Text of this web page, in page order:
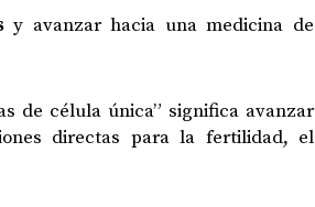
y avanzar hacia una medicina de
de célula única” significa avanzar
directas para la fertilidad, el